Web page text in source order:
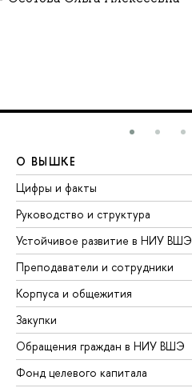
О ВЫШКЕ
Цифры и факты
Руководство и структура
Устойчивое развитие в НИУ ВШЭ
Преподаватели и сотрудники
Корпуса и общежития
Закупки
Обращения граждан в НИУ ВШЭ
Фонд целевого капитала